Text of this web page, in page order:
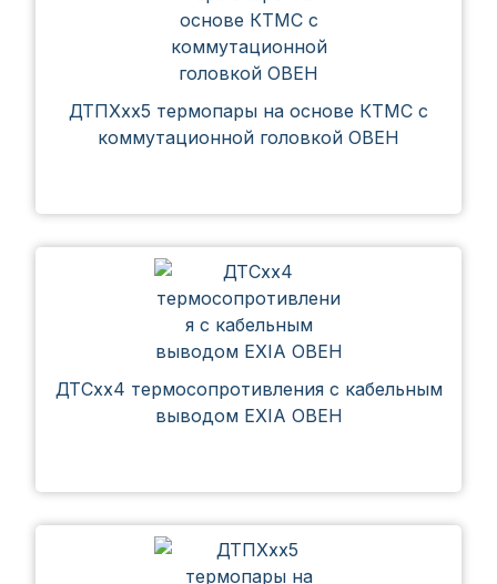
ДТПХхх5 термопары на основе КТМС с
коммутационной головкой ОВЕН
ДТСхх4 термосопротивления с кабельным
выводом EXIA ОВЕН